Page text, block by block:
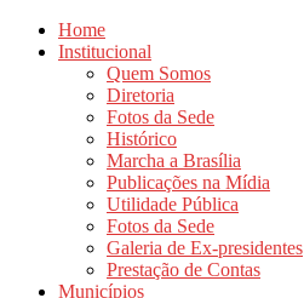
Home
Institucional
Quem Somos
Diretoria
Fotos da Sede
Histórico
Marcha a Brasília
Publicações na Mídia
Utilidade Pública
Fotos da Sede
Galeria de Ex-presidentes
Prestação de Contas
Municípios